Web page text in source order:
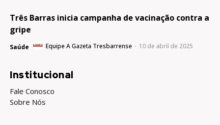
Três Barras inicia campanha de vacinação contra a
gripe
Saúde Equipe A Gazeta Tresbarrense - 10 de abril de 2025
Institucional
Fale Conosco
Sobre Nós